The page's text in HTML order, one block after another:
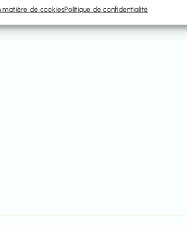
matière de cookiesPolitique de confidentialité